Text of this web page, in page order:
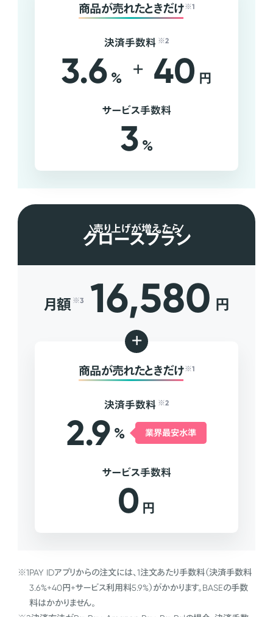
商品が売れたときだけ ※1
決済手数料 ※2
3.6 % + 40 円
サービス手数料
3 %
売り上げが増えたら
グロースプラン
月額 ※3 16,580 円
+
商品が売れたときだけ ※1
決済手数料 ※2
2.9 % 業界最安水準
サービス手数料
0 円
※1PAY IDアプリからの注文には、1注文あたり手数料（決済手数料
3.6%+40円+サービス利用料5.9%）がかかります。BASEの手数
料はかかりません。